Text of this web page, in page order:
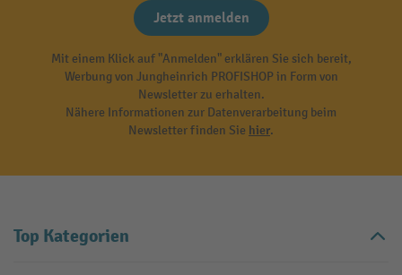
Jetzt anmelden
Mit einem Klick auf "Anmelden" erklären Sie sich bereit,
Werbung von Jungheinrich PROFISHOP in Form von
Newsletter zu erhalten.
Nähere Informationen zur Datenverarbeitung beim
Newsletter finden Sie hier.
Top Kategorien